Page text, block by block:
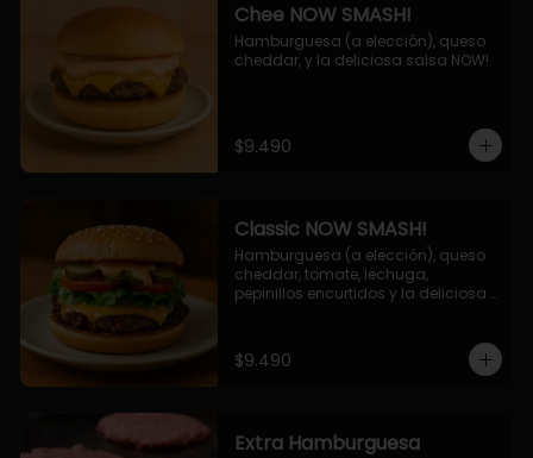
Chee NOW SMASH!
Hamburguesa (a elección), queso
cheddar, y la deliciosa salsa NOW!
$9.490
Classic NOW SMASH!
Hamburguesa (a elección), queso
cheddar, tomate, lechuga,
pepinillos encurtidos y la deliciosa
$9.490
Extra Hamburguesa